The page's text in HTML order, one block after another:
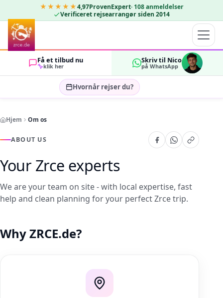
★★★★★4,97ProvenExpert· 108 anmeldelser
Verificeret rejsearrangør siden 2014
Få et tilbud nu
klik her
Skriv til Nico
på WhatsApp
Hvornår rejser du?
GÆSTER
OK
Hjem Om os
ABOUT US
Your Zrce experts
We are your team on site - with local expertise, fast
help and clean planning for your perfect Zrce trip.
Why ZRCE.de?